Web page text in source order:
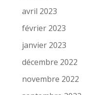
avril 2023
février 2023
janvier 2023
décembre 2022
novembre 2022